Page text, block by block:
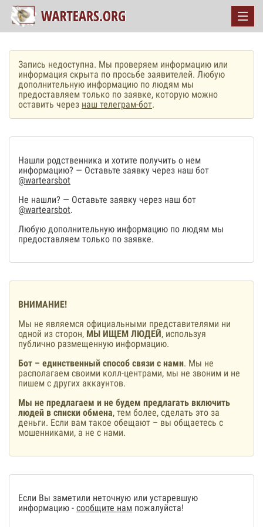
Запись недоступна. Мы проверяем информацию или
информация скрыта по просьбе заявителей. Любую
дополнительную информацию по людям мы
предоставляем только по заявке, которую можно
оставить через наш телеграм-бот.
Нашли родственника и хотите получить о нем
информацию? — Оставьте заявку через наш бот
@wartearsbot
Не нашли? — Оставьте заявку через наш бот
@wartearsbot.
Любую дополнительную информацию по людям мы
предоставляем только по заявке.
ВНИМАНИЕ!
Мы не являемся официальными представителями ни
одной из сторон, МЫ ИЩЕМ ЛЮДЕЙ, используя
публично размещенную информацию.
Бот – единственный способ связи с нами. Мы не
располагаем своими колл-центрами, мы не звоним и не
пишем с других аккаунтов.
Мы не предлагаем и не будем предлагать включить
людей в списки обмена, тем более, сделать это за
деньги. Если вам такое обещают – вы общаетесь с
мошенниками, а не с нами.
Если Вы заметили неточную или устаревшую
информацию - сообщите нам пожалуйста!